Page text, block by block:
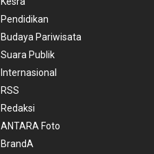
Pendidikan
Budaya Pariwisata
Suara Publik
Internasional
RSS
Redaksi
ANTARA Foto
BrandA